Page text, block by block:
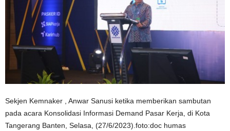
Sekjen Kemnaker , Anwar Sanusi ketika memberikan sambutan
pada acara Konsolidasi Informasi Demand Pasar Kerja, di Kota
Tangerang Banten, Selasa, (27/6/2023).foto:doc humas